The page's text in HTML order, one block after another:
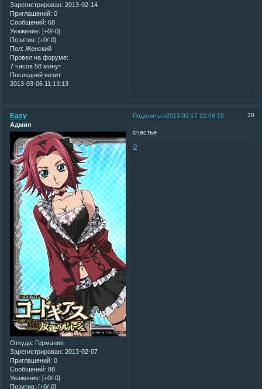
Зарегистрирован: 2013-02-14
Приглашений: 0
Сообщений: 68
Уважение: [+0/-0]
Позитив: [+0/-0]
Пол: Женский
Провел на форуме:
7 часов 58 минут
Последний визит:
2013-03-06 11:13:13
Поделиться 30
2013-02-17 22:08:19
Easy
Админ
Откуда: Германия
Зарегистрирован: 2013-02-07
Приглашений: 0
Сообщений: 88
Уважение: [+0/-0]
Позитив: [+0/-0]
счастье
0